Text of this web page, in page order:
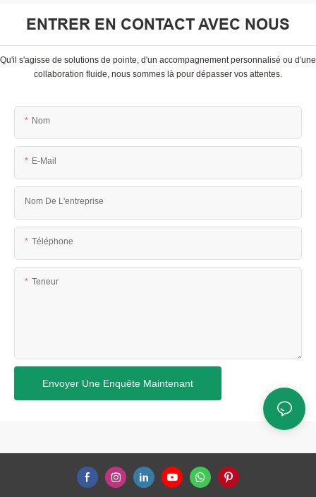
ENTRER EN CONTACT AVEC NOUS
Qu'il s'agisse de solutions de pointe, d'un accompagnement personnalisé ou d'une
collaboration fluide, nous sommes là pour dépasser vos attentes.
Nom
E-Mail
Nom De L'entreprise
Téléphone
Teneur
Envoyer Une Enquête Maintenant